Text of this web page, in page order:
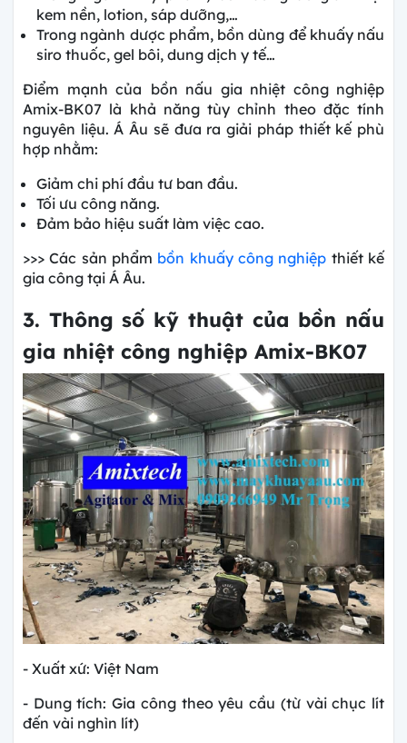
kem nền, lotion, sáp dưỡng,…
Trong ngành dược phẩm, bồn dùng để khuấy nấu
siro thuốc, gel bôi, dung dịch y tế…
Điểm mạnh của bồn nấu gia nhiệt công nghiệp
Amix-BK07 là khả năng tùy chỉnh theo đặc tính
nguyên liệu. Á Âu sẽ đưa ra giải pháp thiết kế phù
hợp nhằm:
Giảm chi phí đầu tư ban đầu.
Tối ưu công năng.
Đảm bảo hiệu suất làm việc cao.
>>> Các sản phẩm bồn khuấy công nghiệp thiết kế
gia công tại Á Âu.
3. Thông số kỹ thuật của bồn nấu
gia nhiệt công nghiệp Amix-BK07
- Xuất xứ: Việt Nam
- Dung tích: Gia công theo yêu cầu (từ vài chục lít
đến vài nghìn lít)